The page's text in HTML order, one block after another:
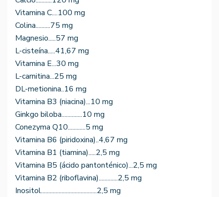
Vitamina C....100 mg
Colina..........75 mg
Magnesio.....57 mg
L-cisteína.....41,67 mg
Vitamina E...30 mg
L-carnitina...25 mg
DL-metionina..16 mg
Vitamina B3 (niacina)...10 mg
Ginkgo biloba..............10 mg
Conezyma Q10............5 mg
Vitamina B6 (piridoxina)..4,67 mg
Vitamina B1 (tiamina).....2,5 mg
Vitamina B5 (ácido pantonténico)...2,5 mg
Vitamina B2 (riboflavina).............2,5 mg
Inositol......................................2,5 mg